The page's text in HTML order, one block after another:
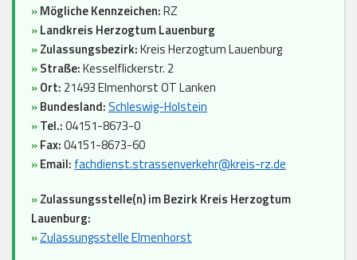
»Mögliche Kennzeichen:RZ
»Landkreis Herzogtum Lauenburg
»Zulassungsbezirk:Kreis Herzogtum Lauenburg
»Straße:Kesselflickerstr. 2
»Ort: 21493 Elmenhorst OT Lanken
»Bundesland:Schleswig-Holstein
»Tel.:04151-8673-0
»Fax:04151-8673-60
»Email: fachdienst.strassenverkehr@kreis-rz.de
»Zulassungsstelle(n) im Bezirk Kreis Herzogtum
Lauenburg:
»Zulassungsstelle Elmenhorst